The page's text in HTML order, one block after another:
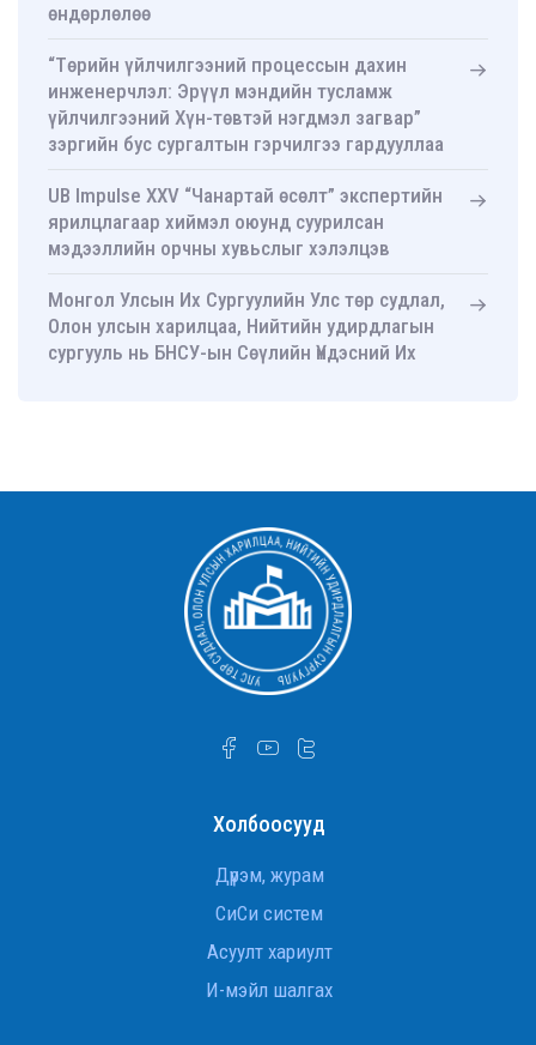
өндөрлөлөө
“Төрийн үйлчилгээний процессын дахин
инженерчлэл: Эрүүл мэндийн тусламж
үйлчилгээний Хүн-төвтэй нэгдмэл загвар”
зэргийн бус сургалтын гэрчилгээ гардууллаа
UB Impulse XXV “Чанартай өсөлт” экспертийн
ярилцлагаар хиймэл оюунд суурилсан
мэдээллийн орчны хувьслыг хэлэлцэв
Монгол Улсын Их Сургуулийн Улс төр судлал,
Олон улсын харилцаа, Нийтийн удирдлагын
сургууль нь БНСУ-ын Сөүлийн Үндэсний Их
гавьяаны улаан тугийн одонгоор шагнууллаа
УТСОУХНУС-ийн Улс төр судлалын тэнхимийн
ахмад багш Д.Оюунчимэг Хөдөлмөрийн
гавьяаны улаан тугийн одонгоор шагнууллаа.
УТСОУХНУС-ийн Улс төр судлалын тэнхимийн
ахмад багш Д.Оюунчимэг Хөдөлмөрийн
Л.Эрдэнэчулуун сайд
INTERNATIONAL RELATIONS STUDENTS VISIT THE
U.S. EMBASSY IN ULAANBAATAR
УИХ-ын гишүүн Ж.Баярмаа “Монголын улс төр”
Холбоосууд
Дүрэм, журам
СиСи систем
Асуулт хариулт
И-мэйл шалгах